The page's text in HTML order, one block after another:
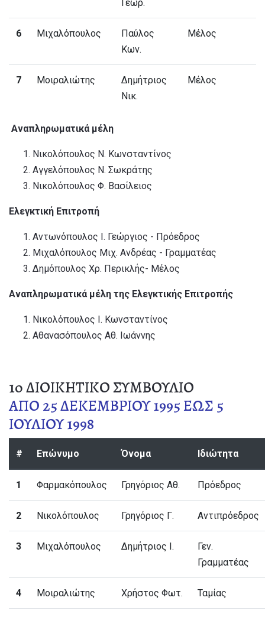
Γεωρ.
6 Μιχαλόπουλος
Παύλος
Κων.
Μέλος
7 Μοιραλιώτης
Δημήτριος
Νικ.
Μέλος
Αναπληρωματικά μέλη
Νικολόπουλος Ν. Κωνσταντίνος
Αγγελόπουλος Ν. Σωκράτης
Νικολόπουλος Φ. Βασίλειος
Ελεγκτική Επιτροπή
Αντωνόπουλος Ι. Γεώργιος - Πρόεδρος
Μιχαλόπουλος Μιχ. Ανδρέας - Γραμματέας
Δημόπουλος Χρ. Περικλής- Μέλος
Αναπληρωματικά μέλη της Ελεγκτικής Επιτροπής
Νικολόπουλος Ι. Κωνσταντίνος
Αθανασόπουλος Αθ. Ιωάννης
1o ΔΙΟΙΚΗΤΙΚΟ ΣΥΜΒΟΥΛΙΟ
ΑΠΟ 25 ΔΕΚΕΜΒΡΙΟΥ 1995 ΕΩΣ 5
ΙΟΥΛΙΟΥ 1998
# Επώνυμο Όνομα Ιδιώτητα
1 Φαρμακόπουλος Γρηγόριος Αθ. Πρόεδρος
2 Νικολόπουλος Γρηγόριος Γ. Αντιπρόεδρος
3 Μιχαλόπουλος Δημήτριος Ι.
Γεν.
Γραμματέας
4 Μοιραλιώτης Χρήστος Φωτ. Ταμίας